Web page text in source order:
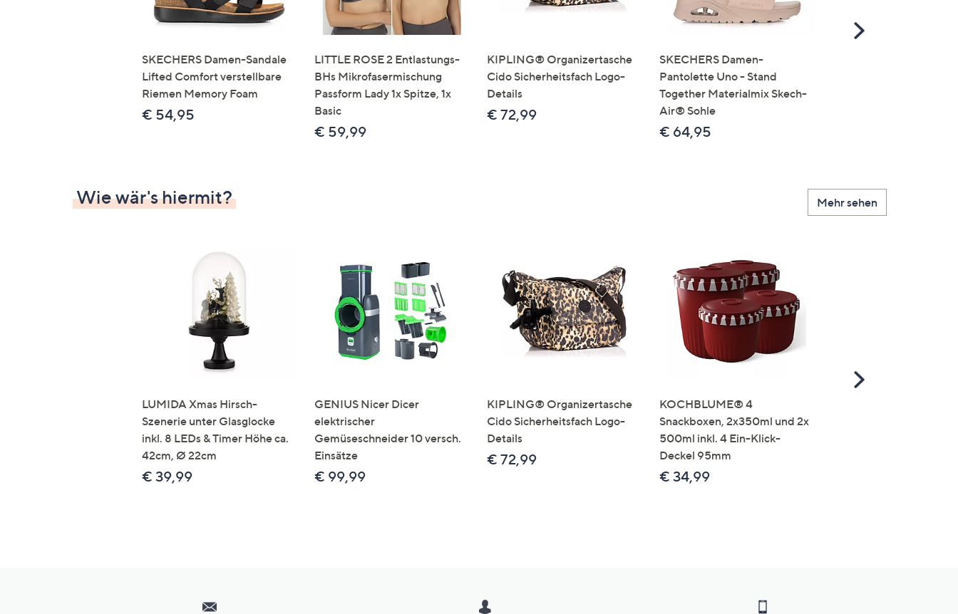
SKECHERS Damen-Sandale
Lifted Comfort verstellbare
Riemen Memory Foam
€ 54,95
LITTLE ROSE 2 Entlastungs-
BHs Mikrofasermischung
Passform Lady 1x Spitze, 1x
Basic
€ 59,99
KIPLING® Organizertasche
Cido Sicherheitsfach Logo-
Details
€ 72,99
SKECHERS Damen-
Pantolette Uno - Stand
Together Materialmix Skech-
Air® Sohle
€ 64,95
Scroll
Wie wär's hiermit? Mehr sehen
LUMIDA Xmas Hirsch-
Szenerie unter Glasglocke
inkl. 8 LEDs & Timer Höhe ca.
42cm, Ø 22cm
€ 39,99
GENIUS Nicer Dicer
elektrischer
Gemüseschneider 10 versch.
Einsätze
€ 99,99
KIPLING® Organizertasche
Cido Sicherheitsfach Logo-
Details
€ 72,99
KOCHBLUME® 4
Snackboxen, 2x350ml und 2x
500ml inkl. 4 Ein-Klick-
Deckel 95mm
€ 34,99
Scroll